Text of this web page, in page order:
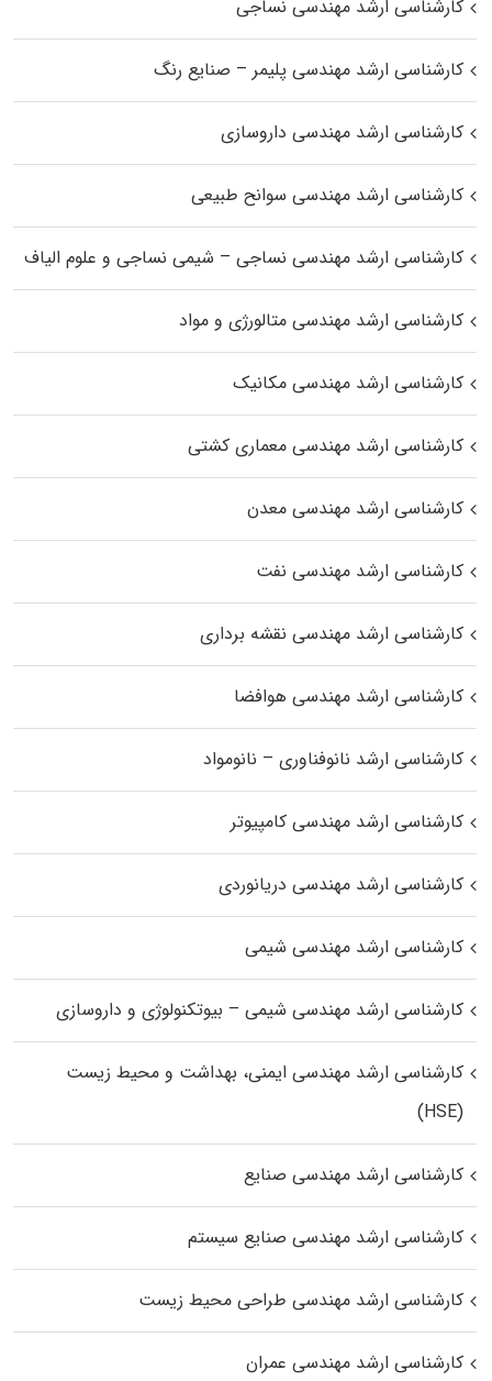
کارشناسی ارشد مهندسی نساجی
کارشناسی ارشد مهندسی پلیمر – صنایع رنگ
کارشناسی ارشد مهندسی داروسازی
کارشناسی ارشد مهندسی سوانح طبیعی
کارشناسی ارشد مهندسی نساجی – شیمی نساجی و علوم الیاف
کارشناسی ارشد مهندسی متالورژی و مواد
کارشناسی ارشد مهندسی مکانیک
کارشناسی ارشد مهندسی معماری کشتی
کارشناسی ارشد مهندسی معدن
کارشناسی ارشد مهندسی نفت
کارشناسی ارشد مهندسی نقشه برداری
کارشناسی ارشد مهندسی هوافضا
کارشناسی ارشد نانوفناوری – نانومواد
کارشناسی ارشد مهندسی کامپیوتر
کارشناسی ارشد مهندسی دریانوردی
کارشناسی ارشد مهندسی شیمی
کارشناسی ارشد مهندسی شیمی – بیوتکنولوژی و داروسازی
کارشناسی ارشد مهندسی ایمنی، بهداشت و محیط زیست
(HSE)
کارشناسی ارشد مهندسی صنایع
کارشناسی ارشد مهندسی صنایع سیستم
کارشناسی ارشد مهندسی طراحی محیط زیست
کارشناسی ارشد مهندسی عمران